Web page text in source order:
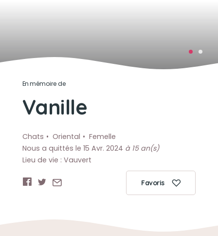
En mémoire de
Vanille
Chats Oriental
Femelle
Nous a quittés le 15 Avr. 2024 à 15 an(s)
Lieu de vie : Vauvert
Favoris